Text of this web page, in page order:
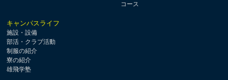
コース
キャンパスライフ
施設・設備
部活・クラブ活動
制服の紹介
寮の紹介
雄飛学塾